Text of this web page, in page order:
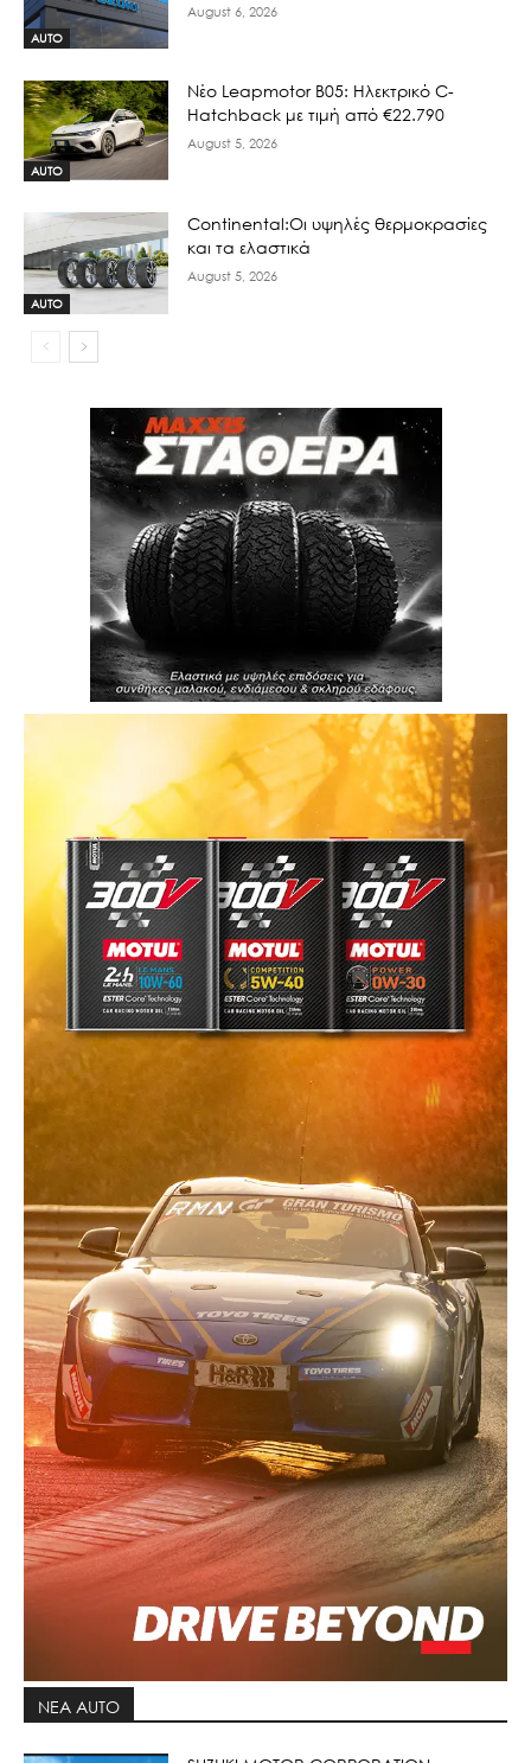
AUTO
August 6, 2026
AUTO
Νέο Leapmotor B05: Ηλεκτρικό C-
Hatchback με τιμή από €22.790
August 5, 2026
AUTO
Continental:Οι υψηλές θερμοκρασίες
και τα ελαστικά
August 5, 2026
ΝΕΑ AUTO